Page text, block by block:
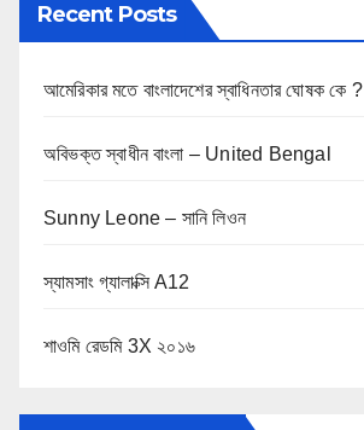
Recent Posts
আমেরিকার মতে বাংলাদেশের স্বাধিনতার ঘোষক কে ?
অবিভক্ত স্বাধীন বাংলা – United Bengal
Sunny Leone – সানি লিওন
স্যামসাং গ্যালাক্সি A12
শাওমি রেডমি 3X ২০১৬